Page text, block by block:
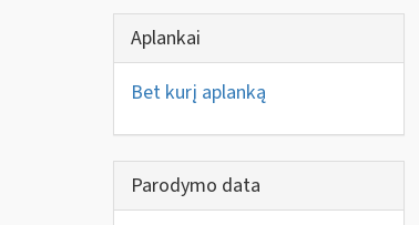
Aplankai
Bet kurį aplanką
Parodymo data